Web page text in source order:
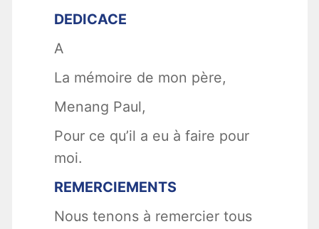
DEDICACE
A
La mémoire de mon père,
Menang Paul,
Pour ce qu’il a eu à faire pour
moi.
REMERCIEMENTS
Nous tenons à remercier tous